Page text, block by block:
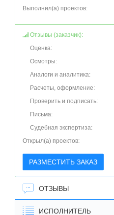
Выполнил(а) проектов:
Отзывы (заказчик):
Оценка:
Осмотры:
Аналоги и аналитика:
Расчеты, оформление:
Проверить и подписать:
Письма:
Судебная экспертиза:
Открыл(а) проектов:
РАЗМЕСТИТЬ ЗАКАЗ
ОТЗЫВЫ
ИСПОЛНИТЕЛЬ